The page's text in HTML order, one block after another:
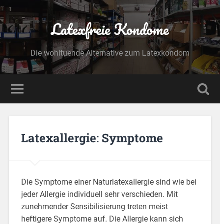
Latexfreie Kondome
Die wohltuende Alternative zum Latexkondom
Latexallergie: Symptome
Die Symptome einer Naturlatexallergie sind wie bei
jeder Allergie individuell sehr verschieden. Mit
zunehmender Sensibilisierung treten meist
heftigere Symptome auf. Die Allergie kann sich